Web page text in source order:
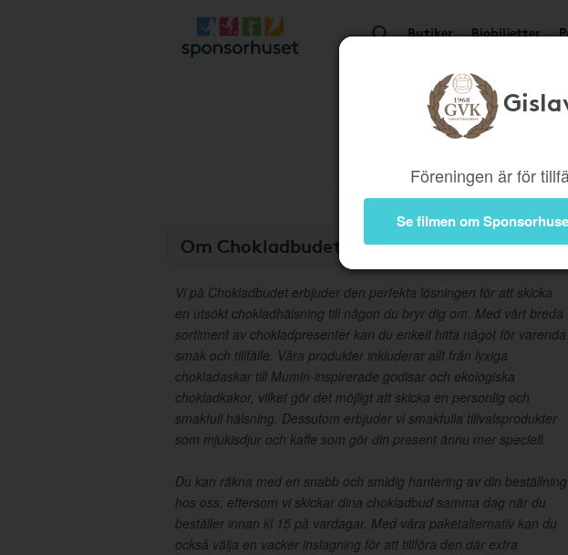
Butiker Biobiljetter
Föreningen är för
Se filmen om
Om Chokladbudet
Vi på Chokladbudet erbjuder den perfekta lösningen för att skicka
en utsökt chokladhälsning till någon du bryr dig om. Med vårt breda
sortiment av chokladpresenter kan du enkelt hitta något för varenda
smak och tillfälle. Våra produkter inkluderar allt från lyxiga
chokladaskar till Mumin-inspirerade godisar och ekologiska
chokladkakor, vilket gör det möjligt att skicka en personlig och
smakfull hälsning. Dessutom erbjuder vi smakfulla tillvalsprodukter
som mjukisdjur och kaffe som gör din present ännu mer speciell.
Du kan räkna med en snabb och smidig hantering av din beställning
hos oss, eftersom vi skickar dina chokladbud samma dag när du
beställer innan kl 15 på vardagar. Med våra paketalternativ kan du
också välja en vacker inslagning för att tillföra den där extra